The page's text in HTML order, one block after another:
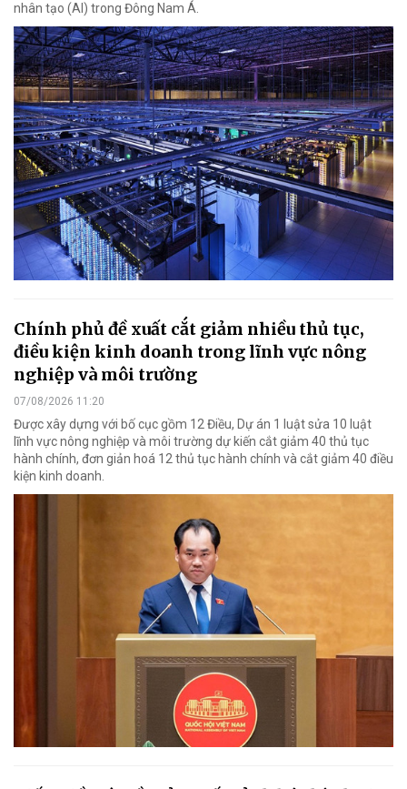
nhân tạo (AI) trong Đông Nam Á.
Chính phủ đề xuất cắt giảm nhiều thủ tục,
điều kiện kinh doanh trong lĩnh vực nông
nghiệp và môi trường
07/08/2026 11:20
Được xây dựng với bố cục gồm 12 Điều, Dự án 1 luật sửa 10 luật
lĩnh vực nông nghiệp và môi trường dự kiến cắt giảm 40 thủ tục
hành chính, đơn giản hoá 12 thủ tục hành chính và cắt giảm 40 điều
kiện kinh doanh.